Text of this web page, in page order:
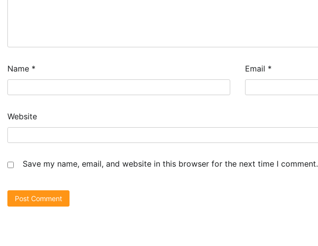
Name * Email *
Website
Save my name, email, and website in this browser for the next time I comment.